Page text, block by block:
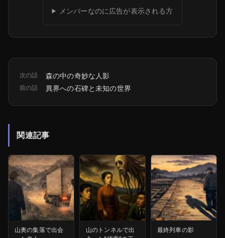
メンバーなのに広告が表示される方
次の話 森の中の奇妙な人影
前の話 異界への石碑と未知の世界
関連記事
山奥の集落で出会
山のトンネルで出
最終列車の影